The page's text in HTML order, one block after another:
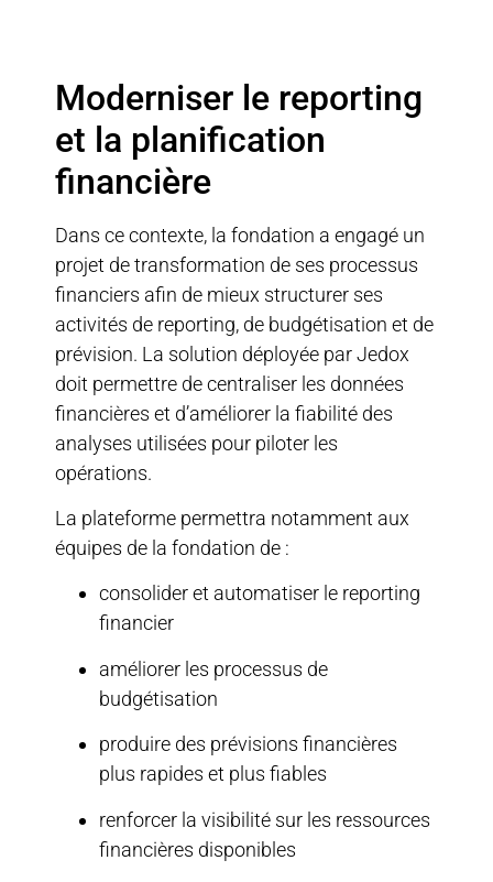
Moderniser le reporting
et la planification
financière
Dans ce contexte, la fondation a engagé un
projet de transformation de ses processus
financiers afin de mieux structurer ses
activités de reporting, de budgétisation et de
prévision. La solution déployée par Jedox
doit permettre de centraliser les données
financières et d’améliorer la fiabilité des
analyses utilisées pour piloter les
opérations.
La plateforme permettra notamment aux
équipes de la fondation de :
consolider et automatiser le reporting
financier
améliorer les processus de
budgétisation
produire des prévisions financières
plus rapides et plus fiables
renforcer la visibilité sur les ressources
financières disponibles